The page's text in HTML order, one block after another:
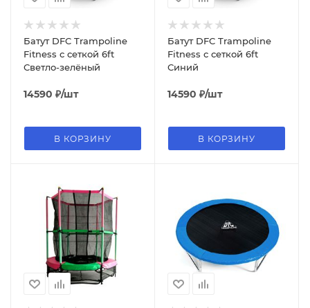
Батут DFC Trampoline
Fitness с сеткой 6ft
Светло-зелёный
14590 ₽/шт
В КОРЗИНУ
Батут DFC Trampoline
Fitness с сеткой 6ft
Синий
14590 ₽/шт
В КОРЗИНУ